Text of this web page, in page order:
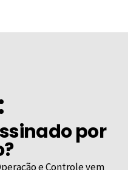
por
e Controle vem